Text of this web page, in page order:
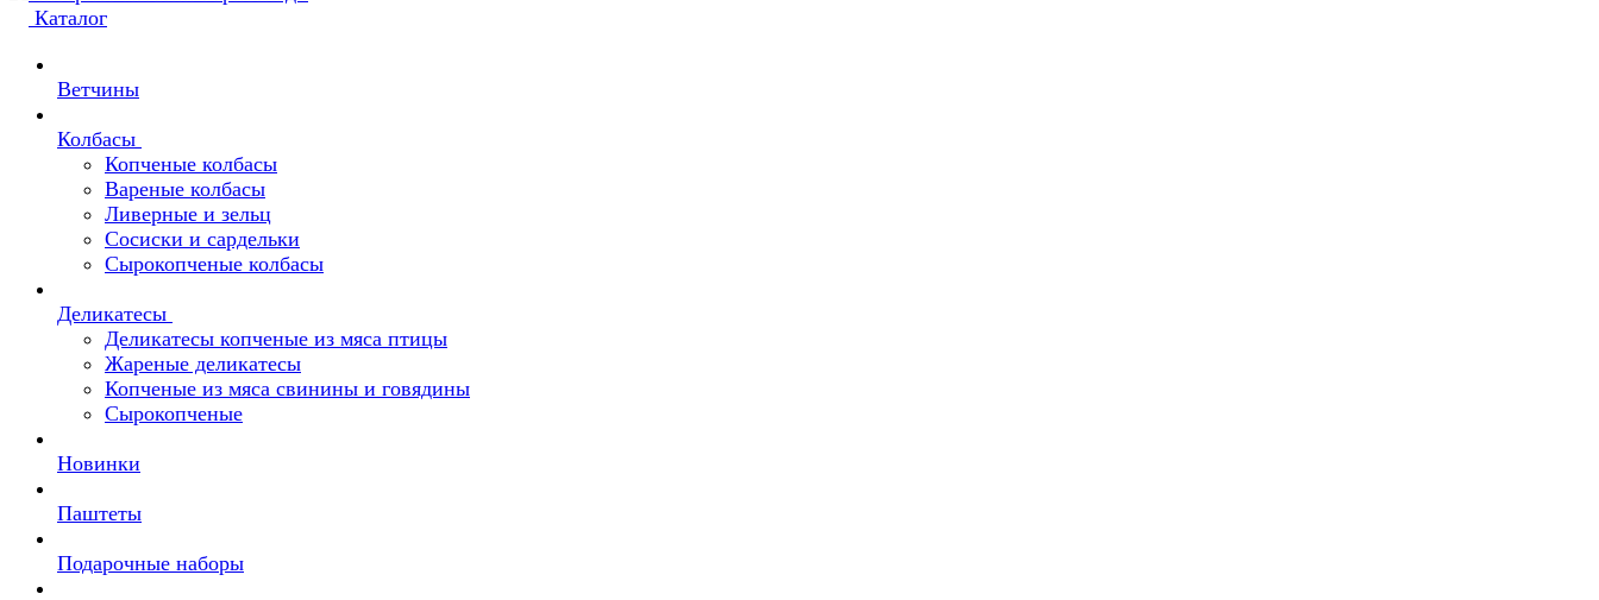
Каталог
Ветчины
Колбасы
Копченые колбасы
Вареные колбасы
Ливерные и зельц
Сосиски и сардельки
Сырокопченые колбасы
Деликатесы
Деликатесы копченые из мяса птицы
Жареные деликатесы
Копченые из мяса свинины и говядины
Сырокопченые
Новинки
Паштеты
Подарочные наборы